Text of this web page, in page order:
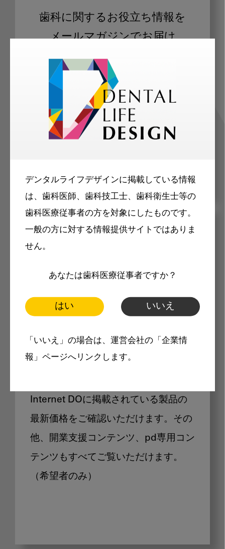
デンタルライフデザインに掲載している情報
は、歯科医師、歯科技工士、歯科衛生士等の
歯科医療従事者の方を対象にしたものです。
一般の方に対する情報提供サイトではありま
せん。
あなたは歯科医療従事者ですか？
はい いいえ
「いいえ」の場合は、運営会社の「企業情
報」ページへリンクします。
歯科に関するお役立ち情報を
メールマガジンでお届け
ご登録いただいた職種（歯科医師、歯
科衛生士、歯科技工士）に合わせた内
容のメールマガジンをお届けします。
メリット
製品価格も閲覧可能
Internet DOに掲載されている製品の
最新価格をご確認いただけます。その
他、開業支援コンテンツ、pd専用コン
テンツもすべてご覧いただけます。
（希望者のみ）